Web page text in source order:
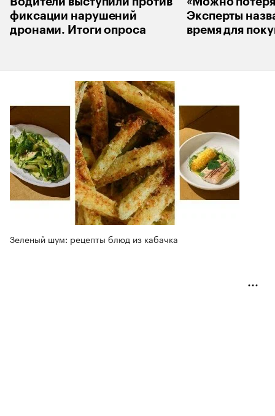
фиксации нарушений
дронами. Итоги опроса
Эксперты
время для
Зеленый шум: рецепты блюд из кабачка